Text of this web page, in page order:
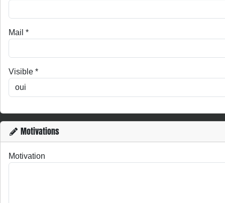
Mail *
Visible *
Motivations
Motivation